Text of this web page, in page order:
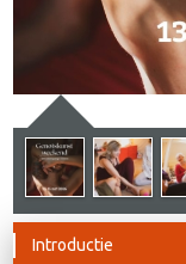
Introductie